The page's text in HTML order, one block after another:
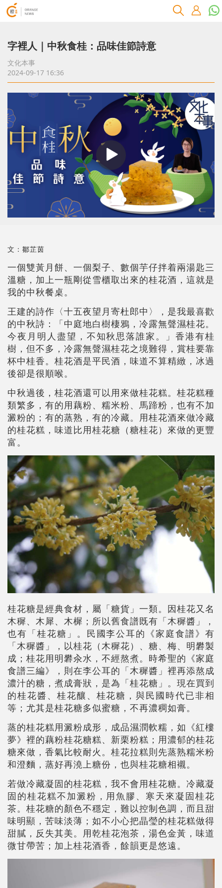
字裡人｜中秋食桂：品味佳節詩意
文化本事
2024-09-17 16:36
文：鄒芷茵
一個雙黃月餅、一個梨子、數個芋仔拌着兩湯匙三
溫糖，加上一瓶剛從雪櫃取出來的桂花酒，這就是
我的中秋餐桌。
王建的詩作〈十五夜望月寄杜郎中〉，是我最喜歡
的中秋詩：「中庭地白樹棲鴉，冷露無聲濕桂花。
今夜月明人盡望，不知秋思落誰家。」香港有桂
樹，但不多，冷露無聲濕桂花之境難得，賞桂要靠
杯中桂香。桂花酒是平民酒，味道不算精緻，冰過
後卻是很順喉。
中秋過後，桂花酒還可以用來做桂花糕。桂花糕種
類繁多，有的用藕粉、糯米粉、馬蹄粉，也有不加
澱粉的；有的蒸熟，有的冷藏。用桂花酒來做冷藏
的桂花糕，味道比用桂花糖（糖桂花）來做的更豐
富。
桂花糖是經典食材，屬「糖貨」一類。因桂花又名
木穉、木犀、木樨；所以舊食譜既有「木穉醬」，
也有「桂花糖」。民國李公耳的《家庭食譜》有
「木穉醬」，以桂花（木穉花）、糖、梅、明礬製
成；桂花用明礬汆水，不經熬煮。時希聖的《家庭
食譜三編》，則在李公耳的「木穉醬」裡再添熬成
濃汁的糖，煮成膏狀，是為「桂花糖」。現在買到
的桂花醬、桂花釀、桂花糖，與民國時代已非相
等；尤其是桂花糖多似蜜糖，不再濃稠如膏。
蒸的桂花糕用澱粉成形，成品濕潤軟糯，如《紅樓
夢》裡的藕粉桂花糖糕、新栗粉糕；用濃郁的桂花
糖來做，香氣比較耐火。桂花拉糕則先蒸熟糯米粉
和澄麵，蒸好再澆上糖份，也與桂花糖相襯。
若做冷藏凝固的桂花糕，我不會用桂花糖。冷藏凝
固的桂花糕不加澱粉，用魚膠、寒天來凝固桂花
茶。桂花糖的顏色不穩定，難以控制色調，而且甜
味明顯，苦味淡薄；如不小心把晶瑩的桂花糕做得
甜膩，反失其美。用乾桂花泡茶，湯色金黃，味道
微甘帶苦；加上桂花酒香，餘韻更是悠遠。